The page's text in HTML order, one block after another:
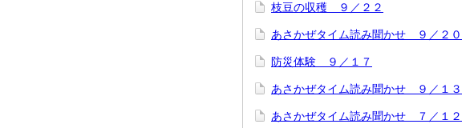
枝豆の収穫 ９／２２
あさかぜタイム読み聞かせ ９／２０
防災体験 ９／１７
あさかぜタイム読み聞かせ ９／１３
あさかぜタイム読み聞かせ ７／１２